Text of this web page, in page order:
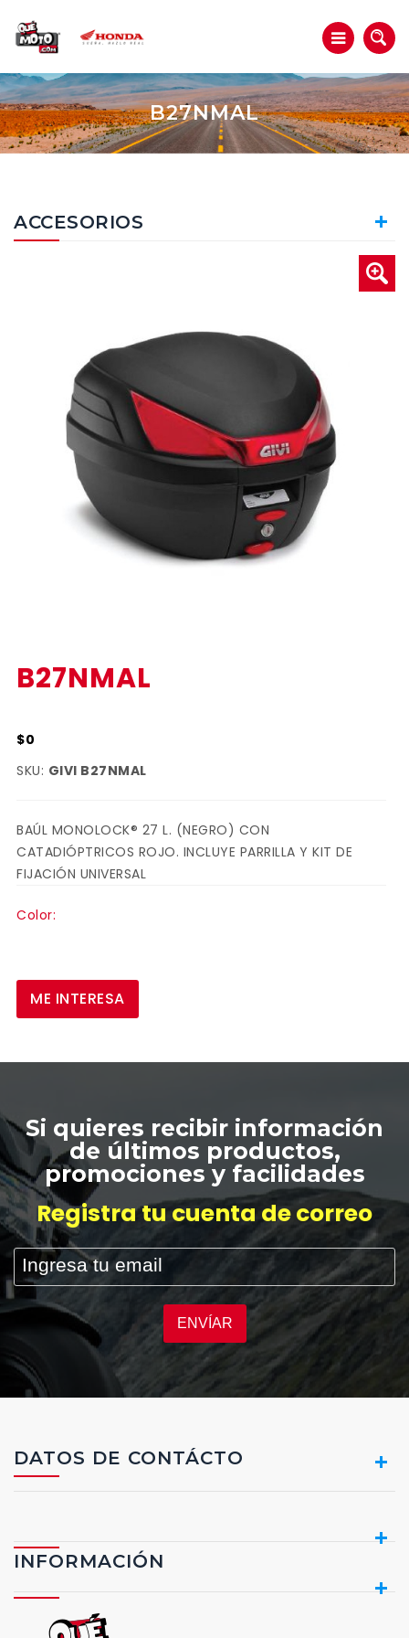
B27NMAL
ACCESORIOS
B27NMAL
$0
SKU: GIVI B27NMAL
BAÚL MONOLOCK® 27 L. (NEGRO) CON
CATADIÓPTRICOS ROJO. INCLUYE PARRILLA Y KIT DE
FIJACIÓN UNIVERSAL
Color:
ME INTERESA
Si quieres recibir información
de últimos productos,
promociones y facilidades
Registra tu cuenta de correo
ENVÍAR
DATOS DE CONTÁCTO
INFORMACIÓN